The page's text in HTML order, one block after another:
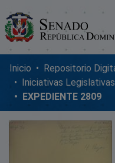
Comunidades
Glosario
Nosotros
Inicio
Iniciativas Legislativas
EXPEDIENTE 2809